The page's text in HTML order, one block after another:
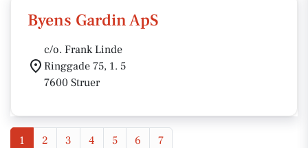
Byens Gardin ApS
c/o. Frank Linde
Ringgade 75, 1. 5
7600 Struer
1 2 3 4 5 6 7